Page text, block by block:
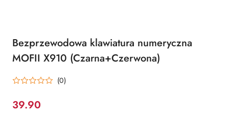
Bezprzewodowa klawiatura numeryczna
MOFII X910 (Czarna+Czerwona)
(0)
Cena:
39.90